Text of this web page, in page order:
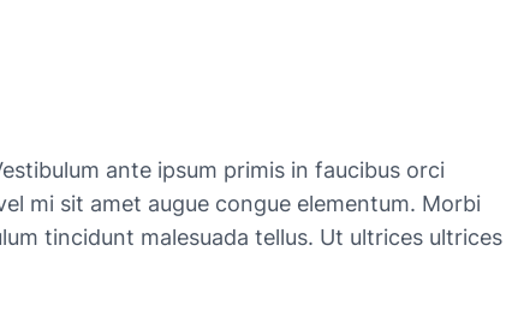
ante ipsum primis in faucibus orci
mi sit amet augue congue elementum. Morbi
tincidunt malesuada tellus. Ut ultrices ultrices